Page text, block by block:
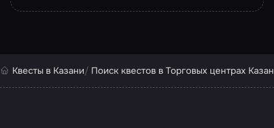
Квесты в Казани Поиск квестов в Торговых центрах